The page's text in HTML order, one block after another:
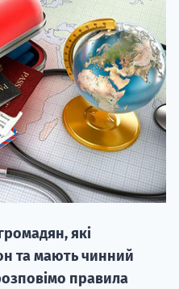
які
та мають чинний
правила
НАБІР
вступ на